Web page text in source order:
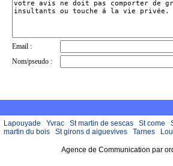
Lapouyade Yvrac St martin de sescas St come
martin du bois
St girons d aiguevives Tarnes
Agence de Communication par